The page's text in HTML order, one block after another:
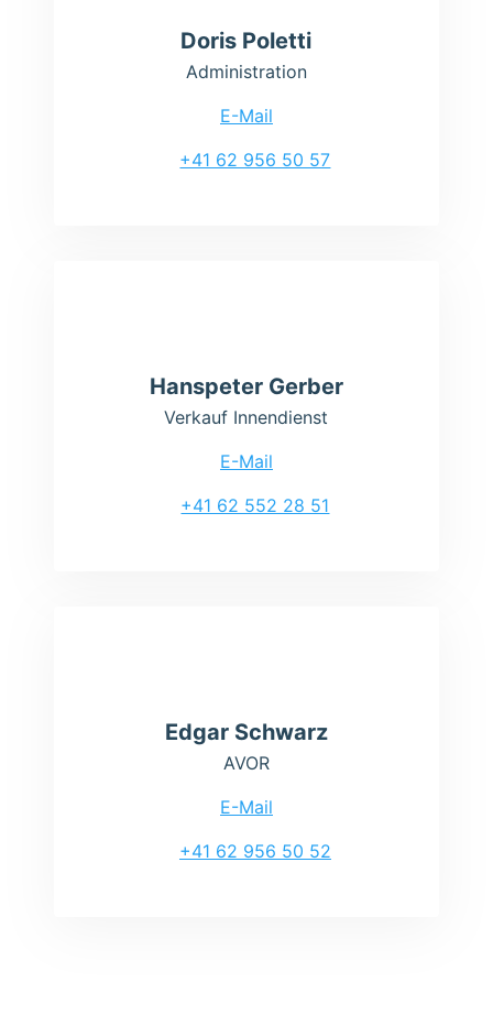
Doris Poletti
Administration
E-Mail
+41 62 956 50 57
Hanspeter Gerber
Verkauf Innendienst
E-Mail
+41 62 552 28 51
Edgar Schwarz
AVOR
E-Mail
+41 62 956 50 52